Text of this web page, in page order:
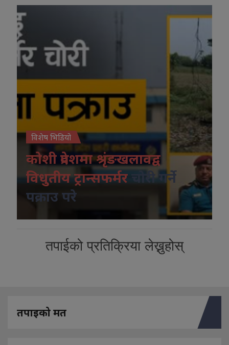
विशेष भिडियो
कोशी प्रदेशमा श्रृंङखलावद्व
विधुतीय ट्रान्सफर्मर
चोरी गर्ने
पक्राउ परे
तपाईको प्रतिक्रिया लेख्नुहोस्
तपाइको मत